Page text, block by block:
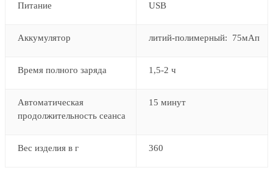
Питание USB
Аккумулятор литий-полимерный: 75мАп
Время полного заряда 1,5-2 ч
Автоматическая
продолжительность сеанса
15 минут
Вес изделия в г 360